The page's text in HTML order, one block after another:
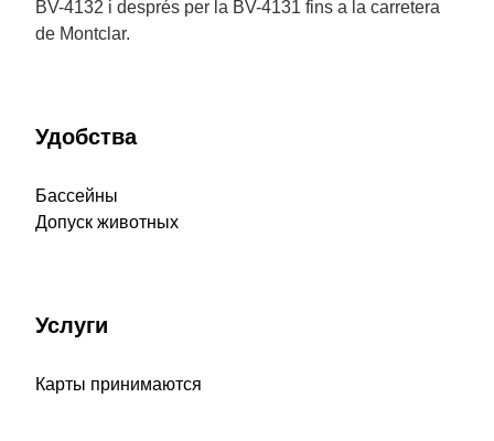
BV-4132 i després per la BV-4131 fins a la carretera
de Montclar.
Удобства
Бассейны
Допуск животных
Услуги
Карты принимаются